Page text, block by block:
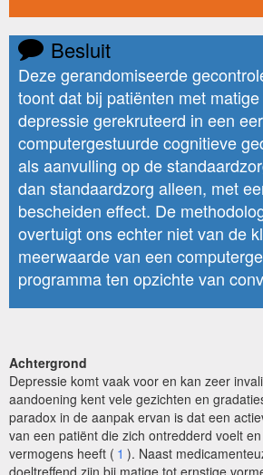
Besluit
Deze gerandomiseerde
toont dat bij patiënten met
depressie gerekruteerd in een
computergestuurde cognitieve
als aanvulling op de
dan standaardzorg alleen, met
bescheiden effect. De
overtuigt ons echter niet van de
meerwaarde van een
programma ten opzichte van
Achtergrond
Depressie komt vaak voor en kan zeer
aandoening kent vele gezichten en
paradox in de aanpak ervan is dat een
van een patiënt die zich ontredderd voelt
vermogens heeft ( 1 ). Naast
doeltreffend zijn bij matige tot ernstige